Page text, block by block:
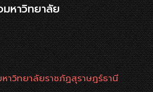
หาวิทยาลัย
าวิทยาลัยราชภัฏสุราษฎร์ธานี